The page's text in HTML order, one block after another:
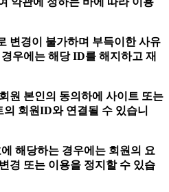
변경이 불가하며 부득이한 사유
우에는 해당 ID를 해지하고 재
원 본인의 동의하에 사이트 또는
회원ID와 연결될 수 있습니
해당하는 경우에는 회원의 요
경 또는 이용을 정지할 수 있습